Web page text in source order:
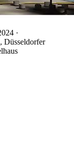
·
Düsseldorfer